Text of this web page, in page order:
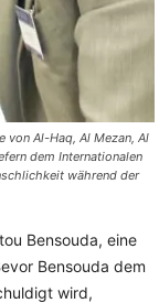
von Al-Haq, Al Mezan, Al
dem Internationalen
während der
Bensouda, eine
Bensouda dem
wird,